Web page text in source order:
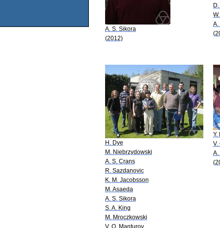
A. S. Sikora
(2012)
A.
H. Dye
M. Niebrzydowski
A. S. Crans
R. Sazdanovic
K. M. Jacobsson
M. Asaeda
A. S. Sikora
S. A. King
M. Mroczkowski
V. O. Manturov
Y.
V.
A.